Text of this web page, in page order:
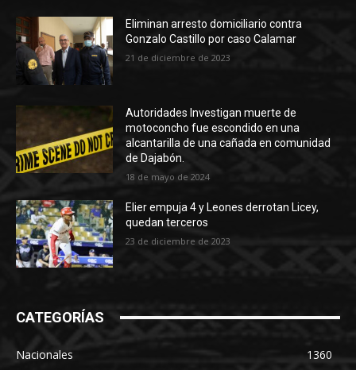
Eliminan arresto domiciliario contra
Gonzalo Castillo por caso Calamar
21 de diciembre de 2023
Autoridades Investigan muerte de
motoconcho fue escondido en una
alcantarilla de una cañada en comunidad
de Dajabón.
18 de mayo de 2024
Elier empuja 4 y Leones derrotan Licey,
quedan terceros
23 de diciembre de 2023
CATEGORÍAS
Nacionales
1360